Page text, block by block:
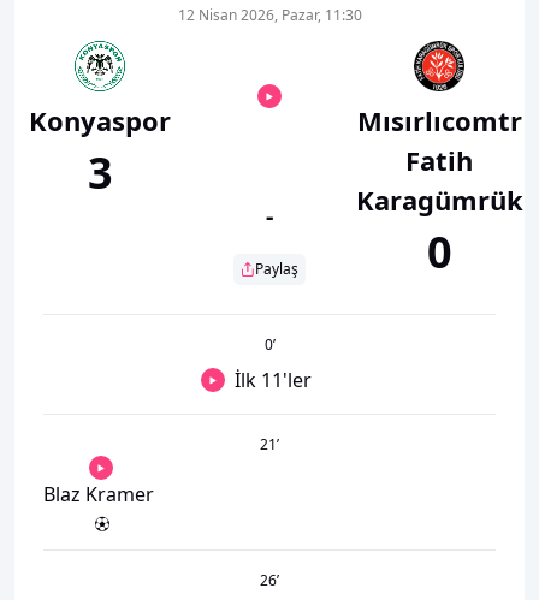
Konyaspor
3
12 Nisan 2026, Pazar, 11:30
-
Paylaş
Mısırlıcomtr
Fatih
Karagümrük
0
0’
İlk 11'ler
21’
Blaz Kramer
26’